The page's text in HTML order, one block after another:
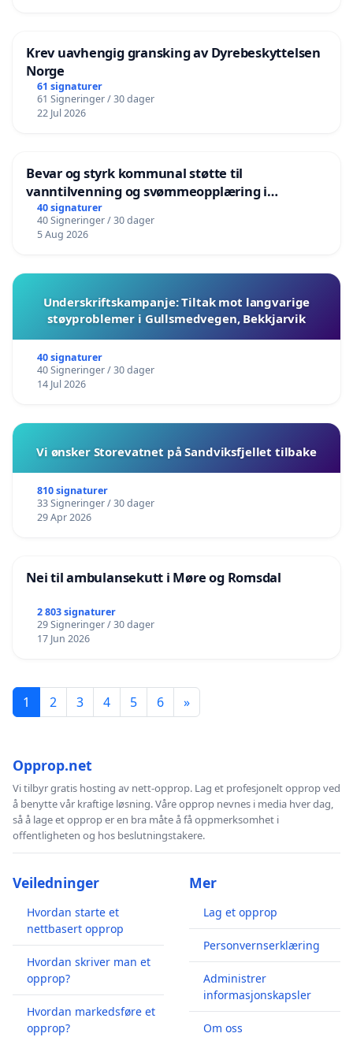
Krev uavhengig gransking av Dyrebeskyttelsen
Norge
61 signaturer
61 Signeringer / 30 dager
22 Jul 2026
Bevar og styrk kommunal støtte til
vanntilvenning og svømmeopplæring i
barnehagene i Haugesund
40 signaturer
40 Signeringer / 30 dager
5 Aug 2026
Underskriftskampanje: Tiltak mot langvarige
støyproblemer i Gullsmedvegen, Bekkjarvik
40 signaturer
40 Signeringer / 30 dager
14 Jul 2026
Vi ønsker Storevatnet på Sandviksfjellet tilbake
810 signaturer
33 Signeringer / 30 dager
29 Apr 2026
Nei til ambulansekutt i Møre og Romsdal
2 803 signaturer
29 Signeringer / 30 dager
17 Jun 2026
1 2 3 4 5 6 »
Opprop.net
Vi tilbyr gratis hosting av nett-opprop. Lag et profesjonelt opprop ved
å benytte vår kraftige løsning. Våre opprop nevnes i media hver dag,
så å lage et opprop er en bra måte å få oppmerksomhet i
offentligheten og hos beslutningstakere.
Veiledninger
Hvordan starte et
nettbasert opprop
Hvordan skriver man et
opprop?
Hvordan markedsføre et
opprop?
Mer
Lag et opprop
Personvernserklæring
Administrer
informasjonskapsler
Om oss